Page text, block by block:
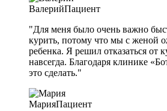
ВалерийПациент
"Для меня было очень важно
курить, потому что мы с женой
ребенка. Я решил отказаться от
навсегда. Благодаря клинике
это сделать."
МарияПациент